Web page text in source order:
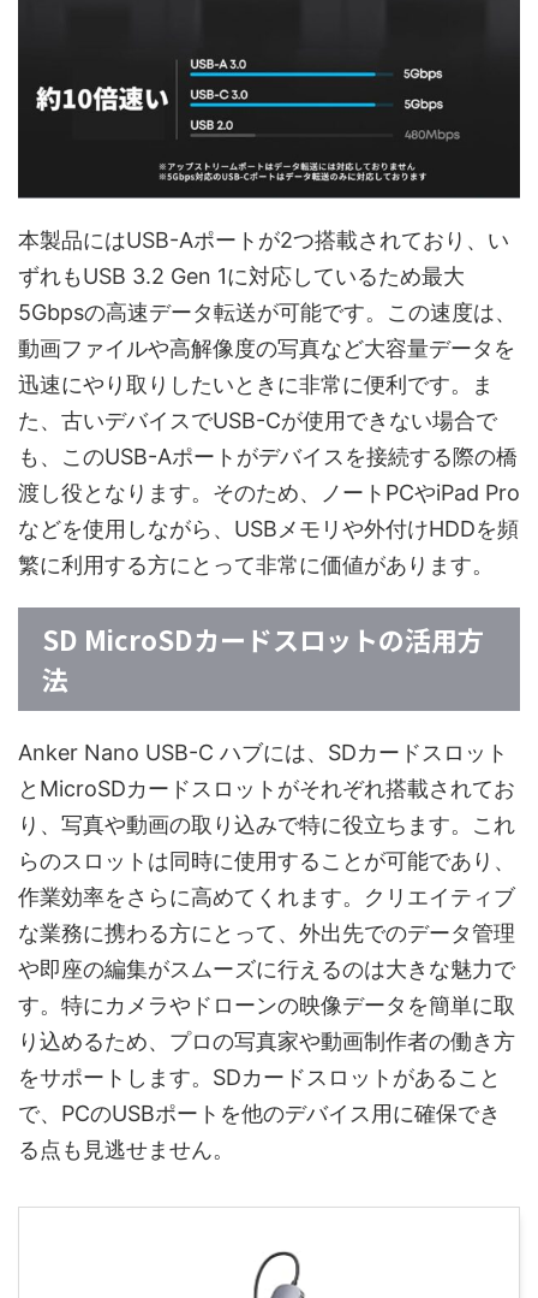
本製品にはUSB-Aポートが2つ搭載されており、い
ずれもUSB 3.2 Gen 1に対応しているため最大
5Gbpsの高速データ転送が可能です。この速度は、
動画ファイルや高解像度の写真など大容量データを
迅速にやり取りしたいときに非常に便利です。ま
た、古いデバイスでUSB-Cが使用できない場合で
も、このUSB-Aポートがデバイスを接続する際の橋
渡し役となります。そのため、ノートPCやiPad Pro
などを使用しながら、USBメモリや外付けHDDを頻
繁に利用する方にとって非常に価値があります。
SD MicroSDカードスロットの活用方
法
Anker Nano USB-C ハブには、SDカードスロット
とMicroSDカードスロットがそれぞれ搭載されてお
り、写真や動画の取り込みで特に役立ちます。これ
らのスロットは同時に使用することが可能であり、
作業効率をさらに高めてくれます。クリエイティブ
な業務に携わる方にとって、外出先でのデータ管理
や即座の編集がスムーズに行えるのは大きな魅力で
す。特にカメラやドローンの映像データを簡単に取
り込めるため、プロの写真家や動画制作者の働き方
をサポートします。SDカードスロットがあること
で、PCのUSBポートを他のデバイス用に確保でき
る点も見逃せません。